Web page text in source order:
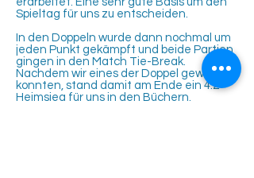
Spieltag für uns zu entscheiden.
In den Doppeln wurde dann nochmal um
jeden Punkt gekämpft und beide Partien
gingen in den Match Tie-Break.
Nachdem wir eines der Doppel gewinnen
konnten, stand damit am Ende ein 4:2
Heimsieg für uns in den Büchern.